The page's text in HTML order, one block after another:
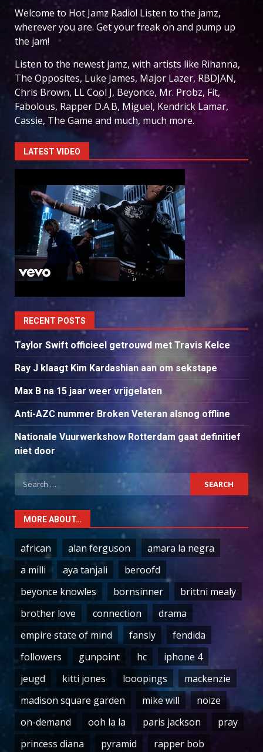
Welcome to Hot Jamz Radio! Listen to the jamz,
wherever you are. Get your freak on and pump up
the jam!
Listen to the newest jamz, with artists like Rihanna,
The Opposites, Luke James, Major Lazer, RBDJAN,
Chris Brown, LL Cool J, Beyonce, Mr. Probz, Fit,
Fabolous, Rapper D.A.B, Miguel, Kendrick Lamar,
Cassie, The Game and much, much more.
LATEST VIDEO
RECENT POSTS
Taylor Swift officieel getrouwd met Travis Kelce
Ray J klaagt Kim Kardashian aan om sekstape
Max B na 15 jaar weer vrijgelaten
Anti-AZC nummer Broken Veteran alsnog offline
Nationale Vuurwerkshow Rotterdam gaat definitief
niet door
Search
for:
MORE ABOUT…
african alan ferguson
amara la negra
a milli
aya tanjali
beroofd
beyonce knowles
bornsinner
brittni mealy
brother love
connection
drama
empire state of mind
fansly
fendida
followers
gunpoint hc
iphone 4
jeugd
kitti jones looopings
mackenzie
madison square garden
mike will
noize
on-demand
ooh la la paris jackson
pray
princess diana
pyramid rapper bob